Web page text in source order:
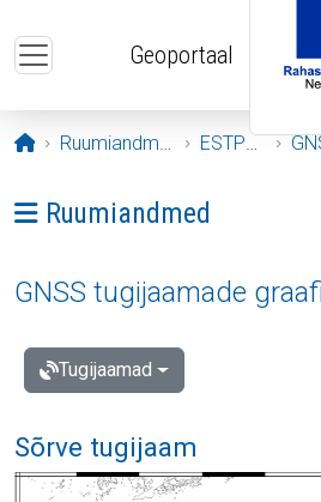
Geoportaal
Avaleht
Ruumiandmed ESTPOS
Ava menüü: Ruumiandmed
Ruumiandmed
GNSS tugijaamade
Tugijaamad
Sõrve tugijaam